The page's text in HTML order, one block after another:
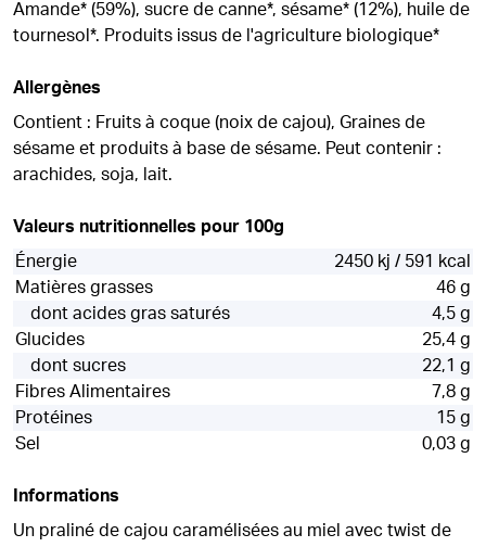
Amande* (59%), sucre de canne*, sésame* (12%), huile de
tournesol*. Produits issus de l'agriculture biologique*
Allergènes
Contient : Fruits à coque (noix de cajou), Graines de
sésame et produits à base de sésame. Peut contenir :
arachides, soja, lait.
Valeurs nutritionnelles pour 100g
Énergie
2450 kj / 591 kcal
Matières grasses
46 g
dont acides gras saturés
4,5 g
Glucides
25,4 g
dont sucres
22,1 g
Fibres Alimentaires
7,8 g
Protéines
15 g
Sel
0,03 g
Informations
Un praliné de cajou caramélisées au miel avec twist de